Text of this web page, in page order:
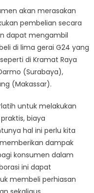
akan merasakan
pembelian secara
dapat mengambil
di lima gerai G24 yang
di Kramat Raya
(Surabaya),
(Makassar).
untuk melakukan
biaya
hal ini perlu kita
dampak
konsumen dalam
ini dapat
membeli perhiasan